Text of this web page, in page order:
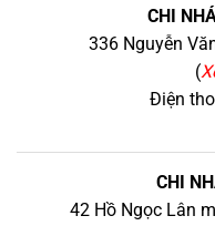
CHI
336 Nguyễn
(
Điện
CHI
42 Hồ Ngọc Lân